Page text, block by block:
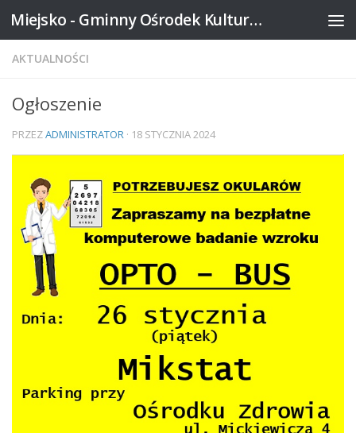
Skip to content Miejsko - Gminny Ośrodek Kultury w Mikstacie
AKTUALNOŚCI
Ogłoszenie
PRZEZADMINISTRATOR · 18 STYCZNIA 2024